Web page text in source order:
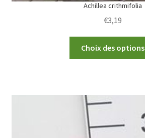
Achillea crithmifolia
€3,19
Choix des options